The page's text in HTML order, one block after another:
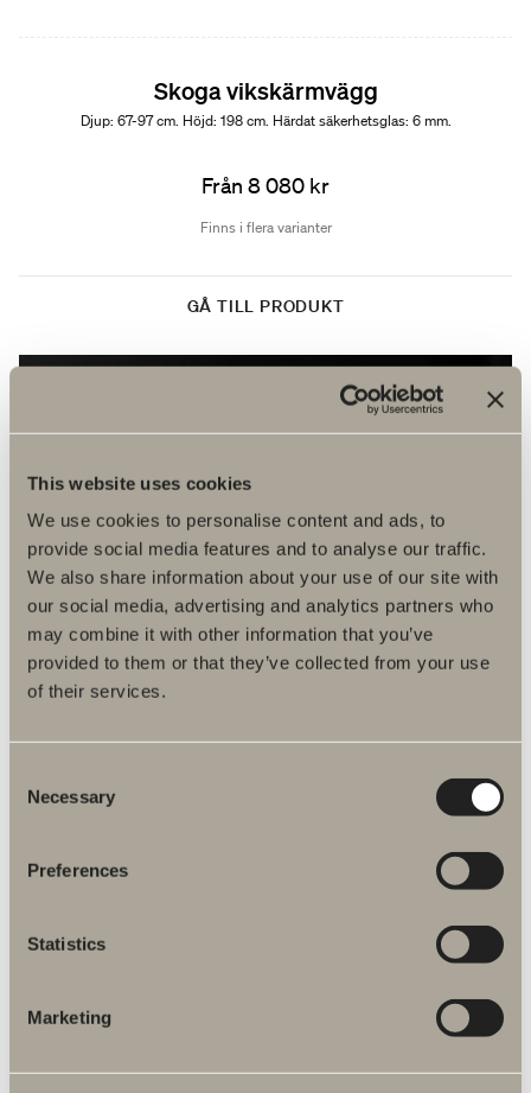
This website uses cookies
We use cookies to personalise content and ads, to
provide social media features and to analyse our traffic.
We also share information about your use of our site with
our social media, advertising and analytics partners who
may combine it with other information that you’ve
provided to them or that they’ve collected from your use
of their services.
Selection
Necessary
Preferences
Statistics
Marketing
Skoga vikskärmvägg
Djup: 67-97 cm. Höjd: 198 cm. Härdat säkerhetsglas: 6 mm.
Från 8 080 kr
Finns i flera varianter
GÅ TILL PRODUKT